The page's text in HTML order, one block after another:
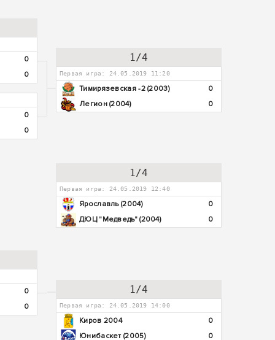
0
0
0
0
1/4
Первая игра: 24.05.2019 11:20
Тимирязевская -2 (2003)
0
Легион (2004)
0
1/4
Первая игра: 24.05.2019 12:40
Ярославль (2004)
0
ДЮЦ "Медведь" (2004)
0
0
0
1/4
Первая игра: 24.05.2019 14:00
Киров 2004
0
Юнибаскет (2005)
0